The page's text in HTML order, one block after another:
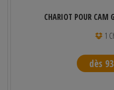
CHARIOT POUR CAM
1
dès